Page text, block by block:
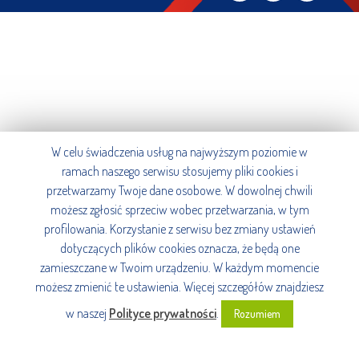
W celu świadczenia usług na najwyższym poziomie w
ramach naszego serwisu stosujemy pliki cookies i
przetwarzamy Twoje dane osobowe. W dowolnej chwili
możesz zgłosić sprzeciw wobec przetwarzania, w tym
profilowania. Korzystanie z serwisu bez zmiany ustawień
dotyczących plików cookies oznacza, że będą one
zamieszczane w Twoim urządzeniu. W każdym momencie
możesz zmienić te ustawienia. Więcej szczegółów znajdziesz
w naszej Polityce prywatności. Rozumiem